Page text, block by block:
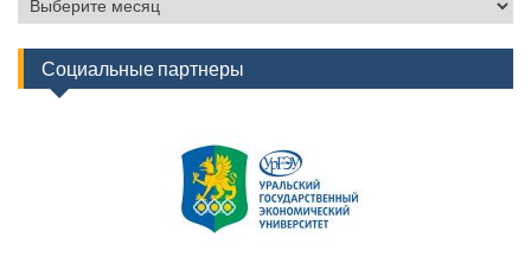
новостей
Социальные партнеры